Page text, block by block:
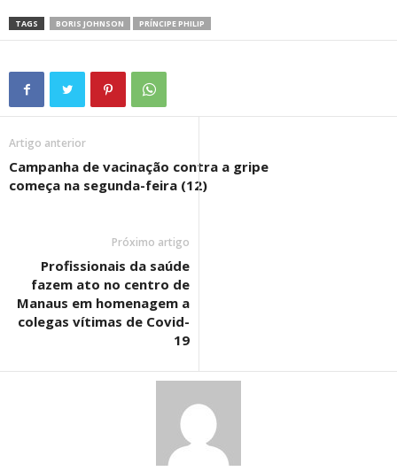
TAGS BORIS JOHNSON PRÍNCIPE PHILIP
Artigo anterior
Campanha de vacinação contra a gripe
começa na segunda-feira (12)
Próximo artigo
Profissionais da saúde
fazem ato no centro de
Manaus em homenagem a
colegas vítimas de Covid-
19